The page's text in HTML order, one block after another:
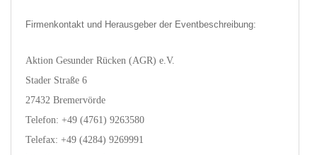
Firmenkontakt und Herausgeber der Eventbeschreibung:
Aktion Gesunder Rücken (AGR) e.V.
Stader Straße 6
27432 Bremervörde
Telefon: +49 (4761) 9263580
Telefax: +49 (4284) 9269991